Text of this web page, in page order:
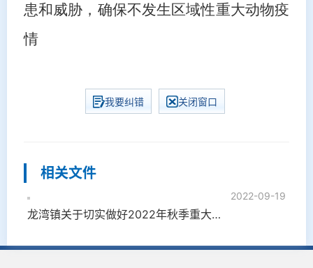
患和威胁 ，确保不发生区域性重大动物疫
情
我要纠错 关闭窗口
相关文件
2022-09-19
龙湾镇关于切实做好2022年秋季重大动物疫病防控工作的通知